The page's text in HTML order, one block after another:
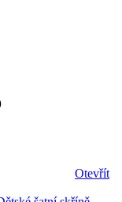
Otevřít